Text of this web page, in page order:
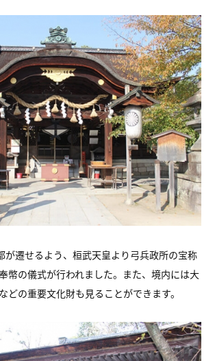
が遷せるよう、桓武天皇より弓兵政所の宝称
幣の儀式が行われました。また、境内には大
どの重要文化財も見ることができます。